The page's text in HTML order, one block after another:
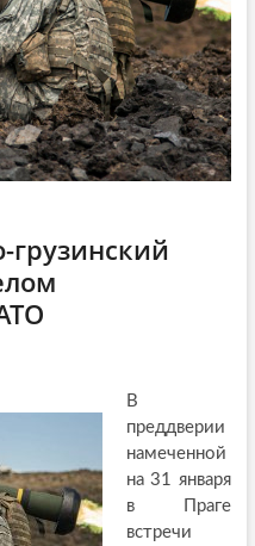
грузинский
В
преддверии
намеченной
на 31 января
в Праге
встречи